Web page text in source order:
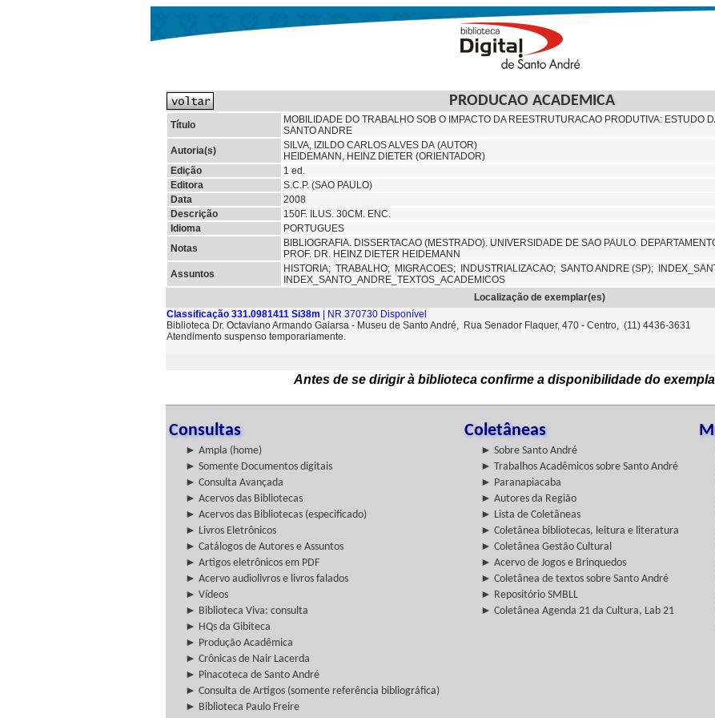
PRODUCAO ACADEMICA
Título
MOBILIDADE DO TRABALHO SOB O IMPACTO DA REESTRUTURACAO PRODUTIVA: ESTUDO
SANTO ANDRE
Autoria(s)
SILVA, IZILDO CARLOS ALVES DA (AUTOR)
HEIDEMANN, HEINZ DIETER (ORIENTADOR)
Edição
1 ed.
Editora
S.C.P. (SAO PAULO)
Data
2008
Descrição
150F. ILUS. 30CM. ENC.
Idioma
PORTUGUES
Notas
BIBLIOGRAFIA. DISSERTACAO (MESTRADO). UNIVERSIDADE DE SAO PAULO.
PROF. DR. HEINZ DIETER HEIDEMANN
Assuntos
HISTORIA; TRABALHO; MIGRACOES; INDUSTRIALIZACAO; SANTO ANDRE (SP);
INDEX_SANTO_ANDRE_TEXTOS_ACADEMICOS
Localização de exemplar(es)
Classificação 331.0981411 Si38m | NR 370730 Disponível
Biblioteca Dr. Octaviano Armando Gaiarsa - Museu de Santo André, Rua Senador Flaquer, 470 - Centro, (11) 4436-3631
Atendimento suspenso temporariamente.
Antes de se dirigir à biblioteca confirme a disponibilidade do
Consultas Coletâneas
► Ampla (home) ► Sobre Santo André
► Somente Documentos digitais
► Trabalhos Acadêmicos sobre Santo André
► Consulta Avançada
► Paranapiacaba
► Acervos das Bibliotecas
► Autores da Região
► Acervos das Bibliotecas (especificado)
► Lista de Coletâneas
► Livros Eletrônicos
► Coletânea bibliotecas, leitura e literatura
► Catálogos de Autores e Assuntos
► Coletânea Gestão Cultural
► Artigos eletrônicos em PDF
► Acervo de Jogos e Brinquedos
► Acervo audiolivros e livros falados
► Coletânea de textos sobre Santo André
► Vídeos
► Repositório SMBLL
► Biblioteca Viva: consulta
► Coletânea Agenda 21 da Cultura, Lab 21
► HQs da Gibiteca
► Produção Acadêmica
► Crônicas de Nair Lacerda
► Pinacoteca de Santo André
► Consulta de Artigos (somente referência bibliográfica)
► Biblioteca Paulo Freire